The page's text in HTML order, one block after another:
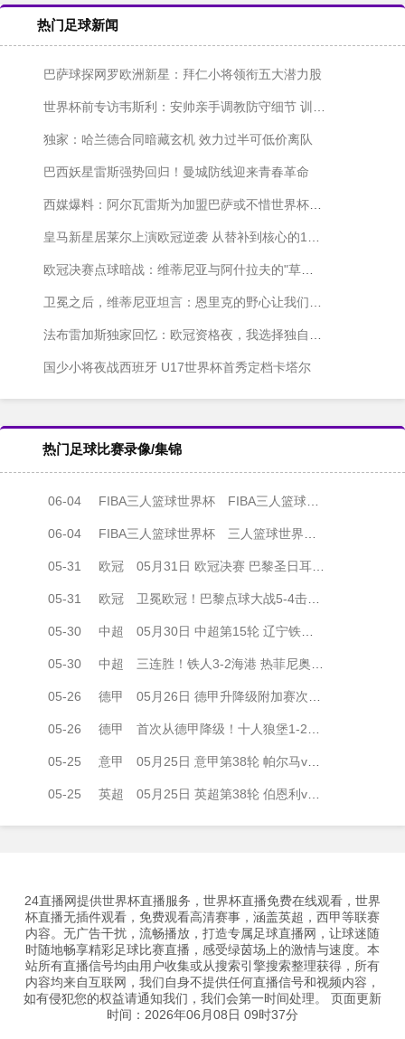
热门足球新闻
巴萨球探网罗欧洲新星：拜仁小将领衔五大潜力股
世界杯前专访韦斯利：安帅亲手调教防守细节 训练中解放我的进攻天性
独家：哈兰德合同暗藏玄机 效力过半可低价离队
巴西妖星雷斯强势回归！曼城防线迎来青春革命
西媒爆料：阿尔瓦雷斯为加盟巴萨或不惜世界杯期间发声
皇马新星居莱尔上演欧冠逆袭 从替补到核心的1030分钟奇迹
欧冠决赛点球暗战：维蒂尼亚与阿什拉夫的"草皮保卫战"
卫冕之后，维蒂尼亚坦言：恩里克的野心让我们停不下来
法布雷加斯独家回忆：欧冠资格夜，我选择独自等待
国少小将夜战西班牙 U17世界杯首秀定档卡塔尔
热门足球比赛录像/集锦
06-04 FIBA三人篮球世界杯 FIBA三人篮球世界杯男子小组赛 德国三人篮球队 - 中国三人篮球队 全场录像
06-04 FIBA三人篮球世界杯 三人篮球世界杯男子小组赛 德国 22 - 12 中国 全场集锦
05-31 欧冠 05月31日 欧冠决赛 巴黎圣日耳曼vs阿森纳 全场录像
05-31 欧冠 卫冕欧冠！巴黎点球大战5-4击败阿森纳夺冠 加布里埃尔、埃泽失点
05-30 中超 05月30日 中超第15轮 辽宁铁人vs上海海港 全场录像
05-30 中超 三连胜！铁人3-2海港 热菲尼奥绝杀+脱衣吃第2黄 姆本扎3轮轰6球
05-26 德甲 05月26日 德甲升降级附加赛次回合 帕德博恩vs沃尔夫斯堡 全场录像
05-26 德甲 首次从德甲降级！十人狼堡1-2遭帕德博恩逆转 库尔达加时赛制胜
05-25 意甲 05月25日 意甲第38轮 帕尔马vs萨索洛 全场录像
05-25 英超 05月25日 英超第38轮 伯恩利vs狼队 全场录像
24直播网提供世界杯直播服务，世界杯直播免费在线观看，世界
杯直播无插件观看，免费观看高清赛事，涵盖英超，西甲等联赛
内容。无广告干扰，流畅播放，打造专属足球直播网，让球迷随
时随地畅享精彩足球比赛直播，感受绿茵场上的激情与速度。本
站所有直播信号均由用户收集或从搜索引擎搜索整理获得，所有
内容均来自互联网，我们自身不提供任何直播信号和视频内容，
如有侵犯您的权益请通知我们，我们会第一时间处理。 页面更新
时间：2026年06月08日 09时37分